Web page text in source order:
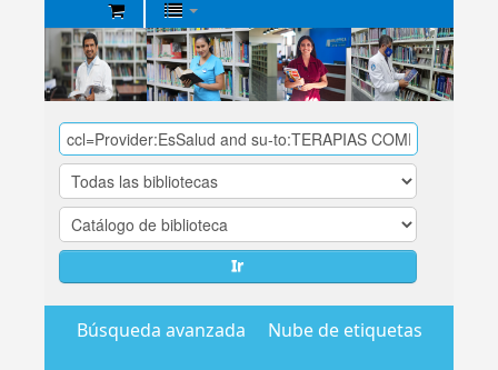
Biblioteca
Central
EsSalud
Ir
Búsqueda avanzada Nube de etiquetas